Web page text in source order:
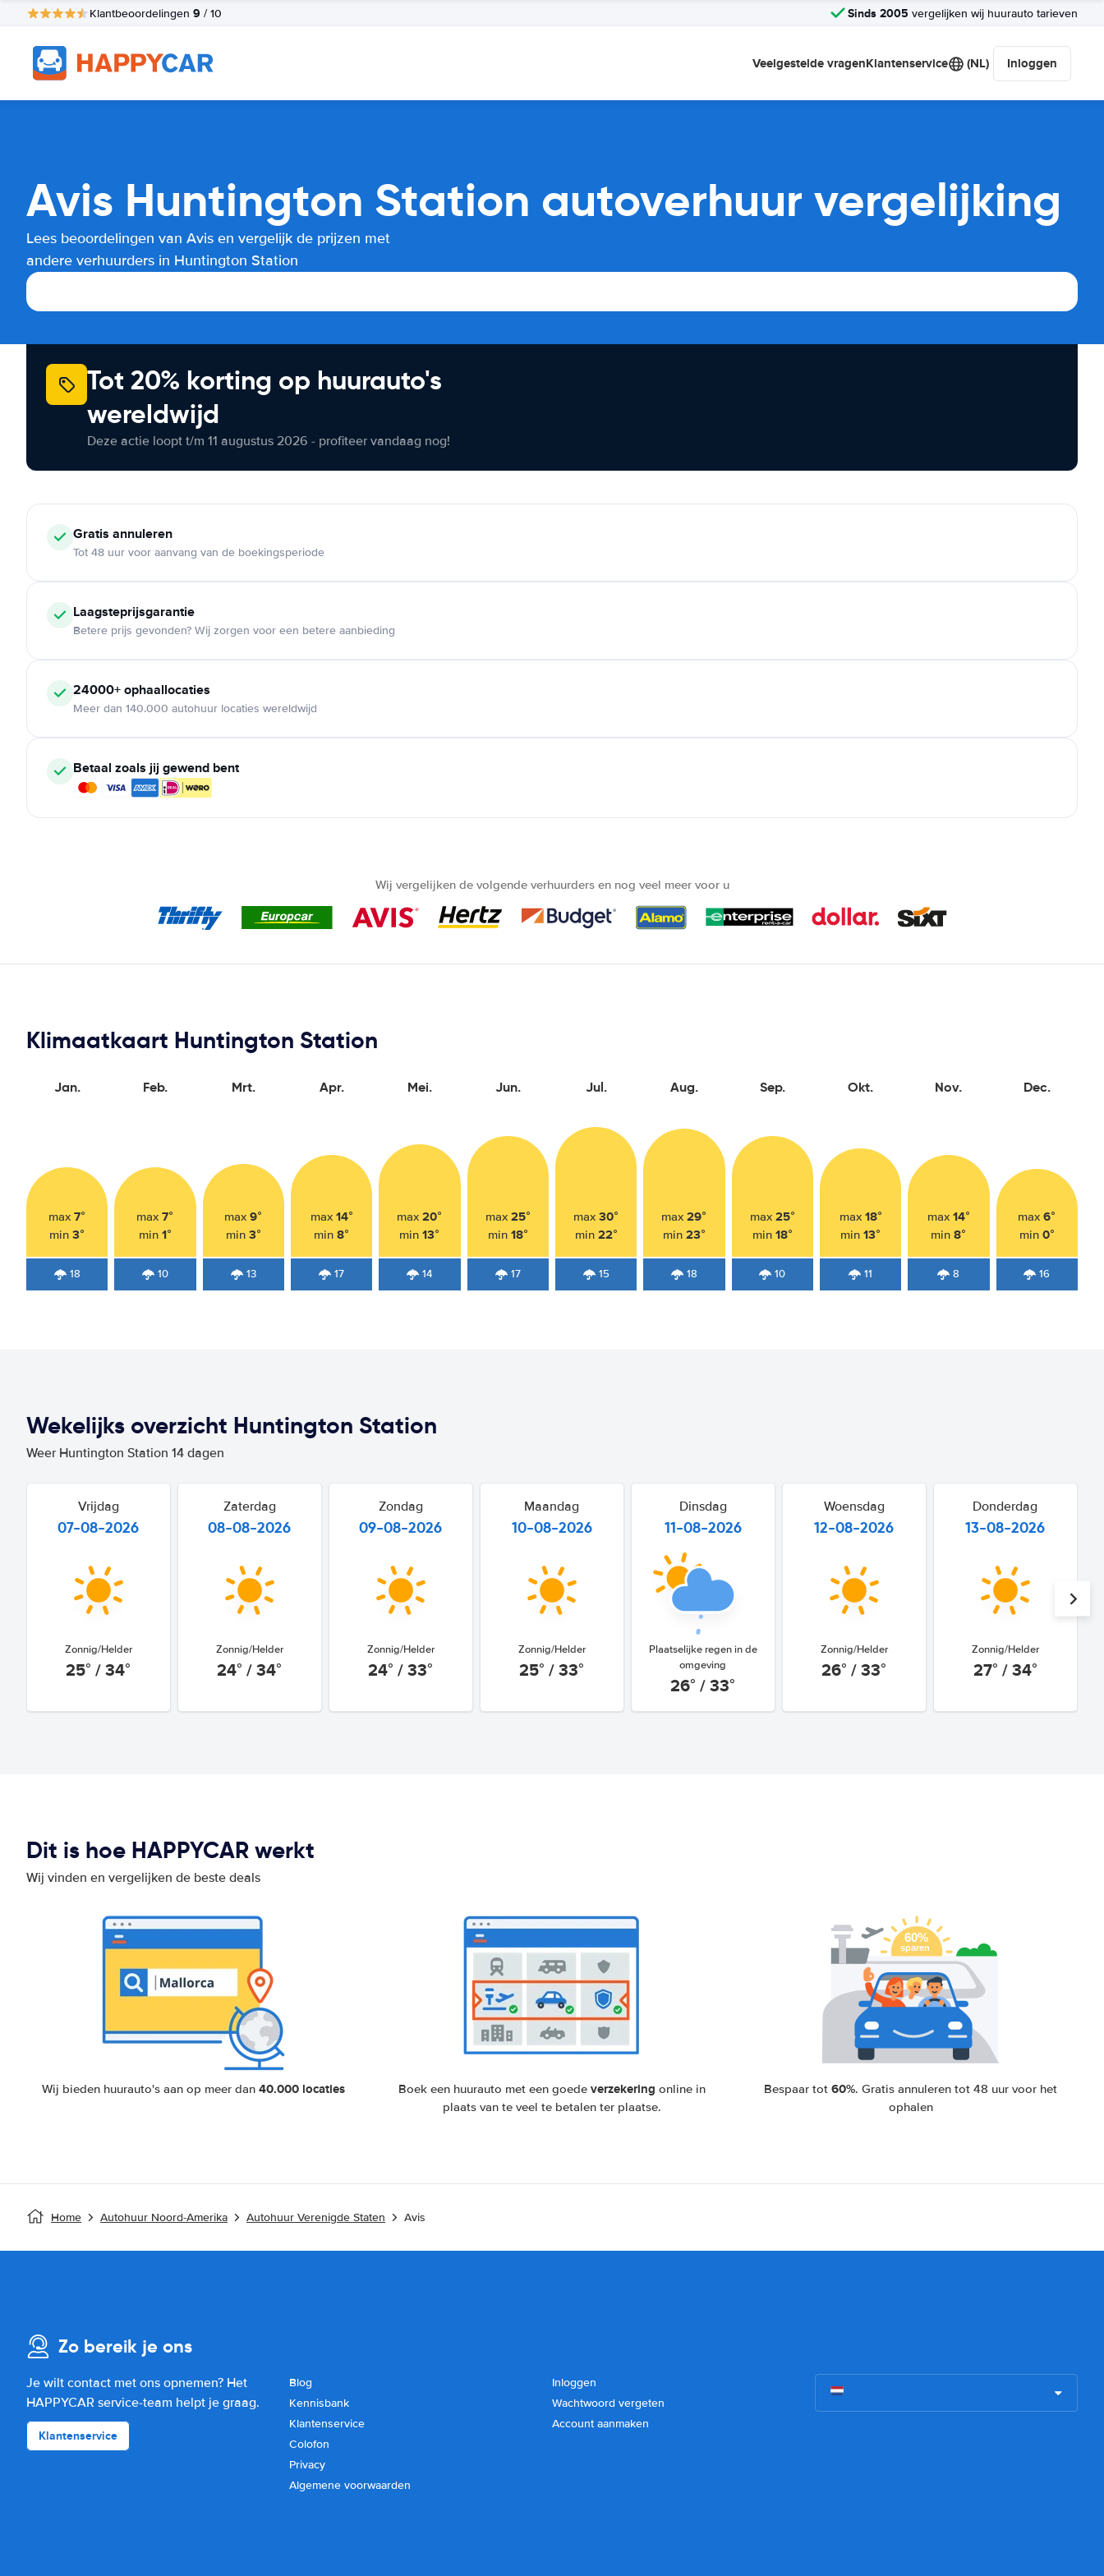
Klantbeoordelingen 9 / 10 Sinds 2005 vergelijken wij huurauto tarieven
Veelgestelde vragenKlantenservice (NL) Inloggen
Avis Huntington Station autoverhuur vergelijking
Lees beoordelingen van Avis en vergelijk de prijzen met
andere verhuurders in Huntington Station
Tot 20% korting op huurauto's
wereldwijd
Deze actie loopt t/m 11 augustus 2026 - profiteer vandaag nog!
Gratis annuleren
Tot 48 uur voor aanvang van de boekingsperiode
Laagsteprijsgarantie
Betere prijs gevonden? Wij zorgen voor een betere aanbieding
24000+ ophaallocaties
Meer dan 140.000 autohuur locaties wereldwijd
Betaal zoals jij gewend bent
Wij vergelijken de volgende verhuurders en nog veel meer voor u
Klimaatkaart Huntington Station
Jan.
max7°
min3°
18
Feb.
max7°
min 1°
10
Mrt.
max9°
min 3°
13
Apr.
max 14°
min8°
17
Mei.
max20°
min13°
14
Jun.
max 25°
min 18°
17
Jul.
max30°
min 22°
15
Aug.
max29°
min 23°
18
Sep.
max 25°
min 18°
10
Okt.
max 18°
min13°
11
Nov.
max 14°
min8°
8
Dec.
max6°
min 0°
16
Wekelijks overzicht Huntington Station
Weer Huntington Station 14 dagen
Vrijdag
07-08-2026
Zonnig/Helder
25° / 34°
Zaterdag
08-08-2026
Zonnig/Helder
24° / 34°
Zondag
09-08-2026
Zonnig/Helder
24° / 33°
Maandag
10-08-2026
Zonnig/Helder
25° / 33°
Dinsdag
11-08-2026
Plaatselijke regen in de
omgeving
26° / 33°
Woensdag
12-08-2026
Zonnig/Helder
26° / 33°
Donderdag
13-08-2026
Zonnig/Helder
27° / 34°
Dit is hoe HAPPYCAR werkt
Wij vinden en vergelijken de beste deals
Wij bieden huurauto's aan op meer dan 40.000 locaties Boek een huurauto met een goede verzekering online in
plaats van te veel te betalen ter plaatse.
Bespaar tot60%. Gratis annuleren tot 48 uur voor het
ophalen
Home Autohuur Noord-Amerika Autohuur Verenigde Staten Avis
Zo bereik je ons
Je wilt contact met ons opnemen? Het
HAPPYCAR service-team helpt je graag.
Klantenservice
Blog
Kennisbank
Klantenservice
Colofon
Privacy
Algemene voorwaarden
Inloggen
Wachtwoord vergeten
Account aanmaken